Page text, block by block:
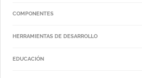
COMPONENTES
HERRAMIENTAS DE DESARROLLO
EDUCACIÓN